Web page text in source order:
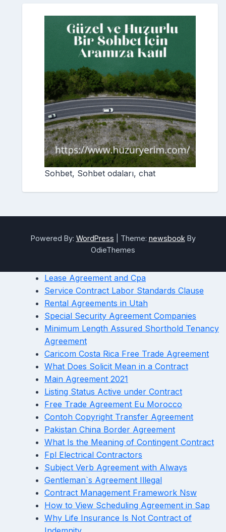
Sohbet, Sohbet odaları, chat
Powered By: WordPress Theme: newsbook By
OdieThemes
Lease Agreement and Cpa
Service Contract Labor Standards Clause
Rental Agreements in Utah
Special Security Agreement Companies
Minimum Length Assured Shorthold Tenancy
Agreement
Caricom Costa Rica Free Trade Agreement
What Does Solicit Mean in a Contract
Main Agreement 2021
Listing Status Active under Contract
Free Trade Agreement Eu Morocco
Contoh Copyright Transfer Agreement
Pakistan China Border Agreement
What Is the Meaning of Contingent Contract
Fpl Electrical Contractors
Subject Verb Agreement with Always
Gentleman`s Agreement Illegal
Contract Management Framework Nsw
How to View Scheduling Agreement in Sap
Why Life Insurance Is Not Contract of